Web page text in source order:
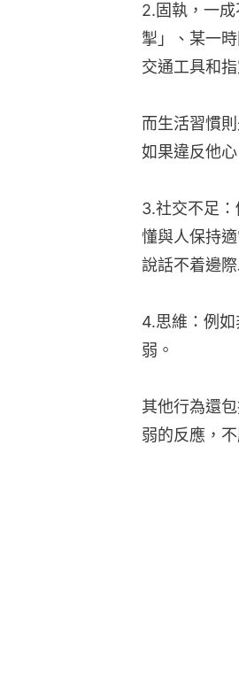
2.固執，一
掣」、某一
交通工具和
而生活習慣
如果違反他
3.社交不足
懂與人保持
說話不着邊
4.思維：例
弱。
其他行為還
弱的反應，